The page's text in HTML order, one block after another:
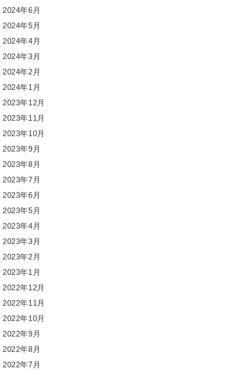
2024年6月
2024年5月
2024年4月
2024年3月
2024年2月
2024年1月
2023年12月
2023年11月
2023年10月
2023年9月
2023年8月
2023年7月
2023年6月
2023年5月
2023年4月
2023年3月
2023年2月
2023年1月
2022年12月
2022年11月
2022年10月
2022年9月
2022年8月
2022年7月